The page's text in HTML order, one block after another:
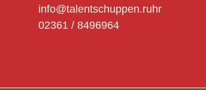
info@talentschuppen.ruhr
02361 / 8496964